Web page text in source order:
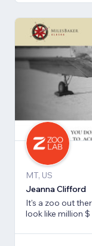
MT, US
Jeanna Clifford
It's a zoo out
look like million $